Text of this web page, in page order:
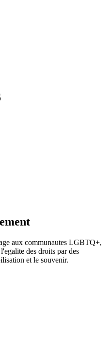
aux communautes LGBTQ+,
des droits par des
et le souvenir.